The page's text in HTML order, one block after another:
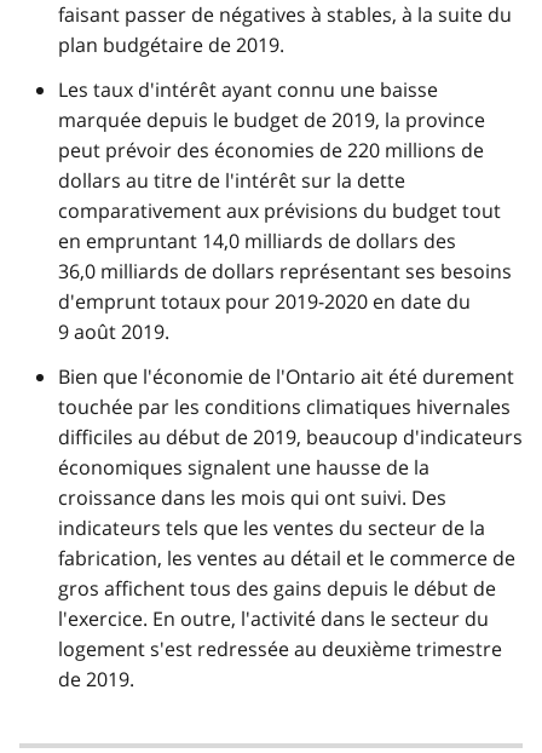
faisant passer de négatives à stables, à la suite du
plan budgétaire de 2019.
Les taux d'intérêt ayant connu une baisse
marquée depuis le budget de 2019, la province
peut prévoir des économies de 220 millions de
dollars au titre de l'intérêt sur la dette
comparativement aux prévisions du budget tout
en empruntant 14,0 milliards de dollars des
36,0 milliards de dollars représentant ses besoins
d'emprunt totaux pour 2019-2020 en date du
9 août 2019.
Bien que l'économie de l'Ontario ait été durement
touchée par les conditions climatiques hivernales
difficiles au début de 2019, beaucoup d'indicateurs
économiques signalent une hausse de la
croissance dans les mois qui ont suivi. Des
indicateurs tels que les ventes du secteur de la
fabrication, les ventes au détail et le commerce de
gros affichent tous des gains depuis le début de
l'exercice. En outre, l'activité dans le secteur du
logement s'est redressée au deuxième trimestre
de 2019.